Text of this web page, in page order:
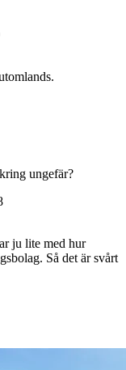
ungefär?
ju lite med hur
Så det är svårt